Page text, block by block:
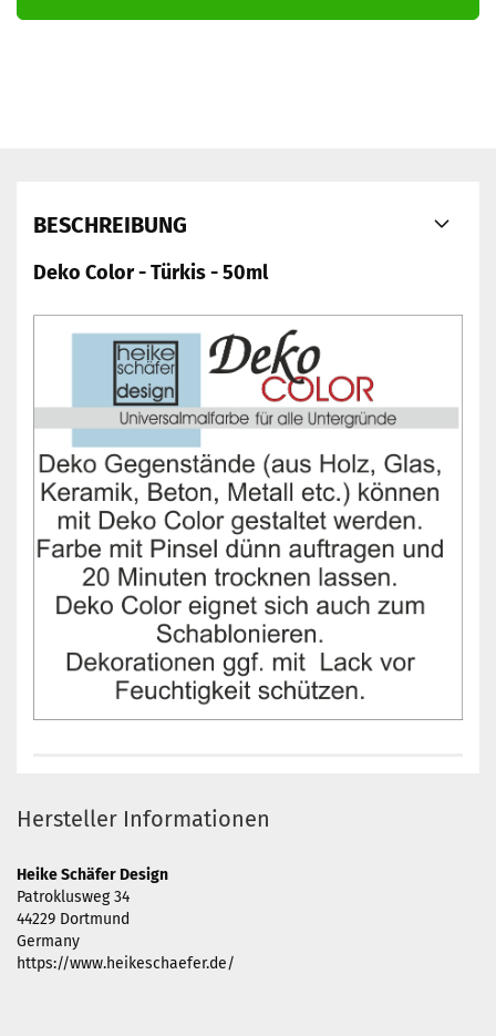
BESCHREIBUNG
Deko Color - Türkis - 50ml
Hersteller Informationen
Heike Schäfer Design
Patroklusweg 34
44229 Dortmund
Germany
https://www.heikeschaefer.de/